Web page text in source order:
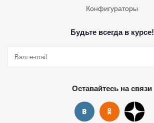
Конфигураторы
Будьте всегда в курсе!
Оставайтесь на связи